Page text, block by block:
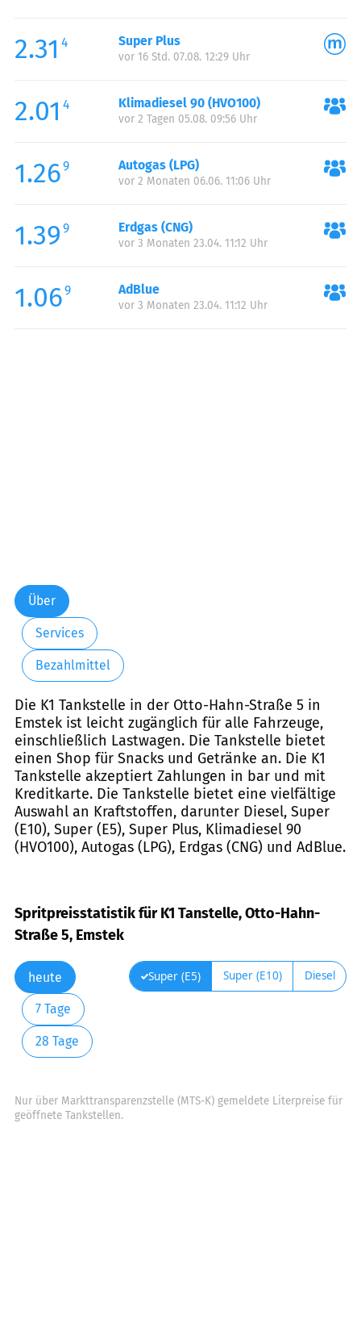
2.31 4 Super Plus
vor 16 Std. 07.08. 12:29 Uhr
2.01 4 Klimadiesel 90 (HVO100)
vor 2 Tagen 05.08. 09:56 Uhr
1.269 Autogas (LPG)
vor 2 Monaten 06.06. 11:06 Uhr
1.39 9 Erdgas (CNG)
vor 3 Monaten 23.04. 11:12 Uhr
1.069 AdBlue
vor 3 Monaten 23.04. 11:12 Uhr
Über
Services
Bezahlmittel
Die K1 Tankstelle in der Otto-Hahn-Straße 5 in
Emstek ist leicht zugänglich für alle Fahrzeuge,
einschließlich Lastwagen. Die Tankstelle bietet
einen Shop für Snacks und Getränke an. Die K1
Tankstelle akzeptiert Zahlungen in bar und mit
Kreditkarte. Die Tankstelle bietet eine vielfältige
Auswahl an Kraftstoffen, darunter Diesel, Super
(E10), Super (E5), Super Plus, Klimadiesel 90
(HVO100), Autogas (LPG), Erdgas (CNG) und AdBlue.
Spritpreisstatistik für K1 Tanstelle, Otto-Hahn-
Straße 5, Emstek
heute
7 Tage
28 Tage
Super (E5) Super (E10) Diesel
Nur über Markttransparenzstelle (MTS-K) gemeldete Literpreise für
geöffnete Tankstellen.